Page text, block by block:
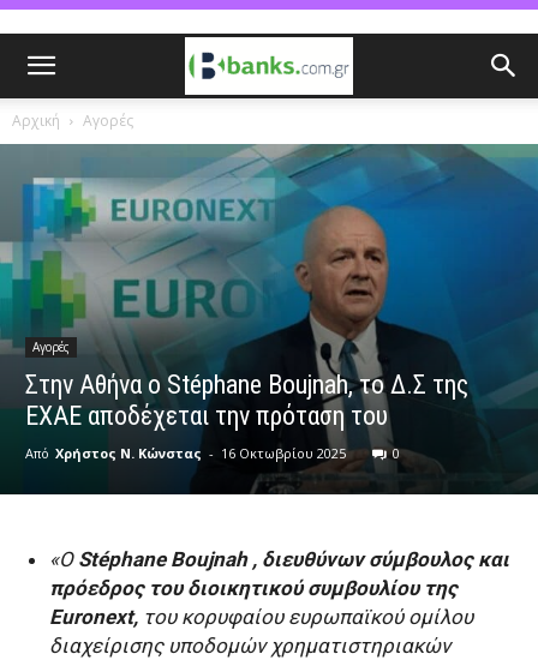
Αρχική Αγορές
Αγορές
Στην Αθήνα ο Stéphane Boujnah, το Δ.Σ της
ΕΧΑΕ αποδέχεται την πρόταση του
Από Χρήστος Ν. Κώνστας - 16 Οκτωβρίου 2025 0
«Ο Stéphane Boujnah , διευθύνων σύμβουλος και
πρόεδρος του διοικητικού συμβουλίου της
Euronext, του κορυφαίου ευρωπαϊκού ομίλου
διαχείρισης υποδομών χρηματιστηριακών